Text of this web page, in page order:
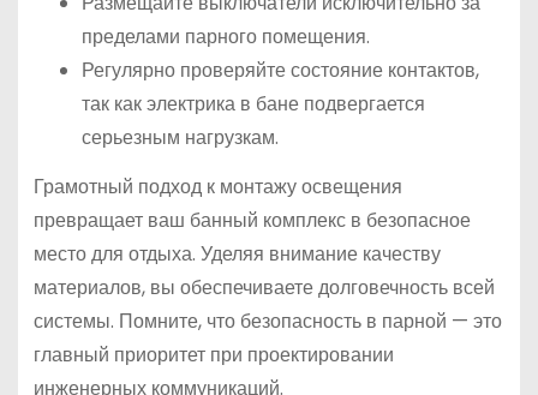
пределами парного помещения.
Регулярно проверяйте состояние контактов,
так как электрика в бане подвергается
серьезным нагрузкам.
Грамотный подход к монтажу освещения
превращает ваш банный комплекс в безопасное
место для отдыха. Уделяя внимание качеству
материалов, вы обеспечиваете долговечность всей
системы. Помните, что безопасность в парной — это
главный приоритет при проектировании
инженерных коммуникаций.